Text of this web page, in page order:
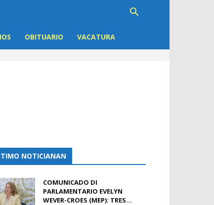
OBITUARIO VACATURA
NOTICIANAN
COMUNICADO DI
PARLAMENTARIO EVELYN
WEVER-CROES (MEP): TRES...